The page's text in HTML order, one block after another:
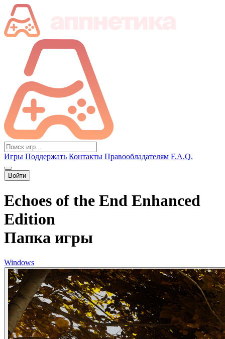
Игры Поддержать Контакты Правообладателям F.A.Q.
Войти
Echoes of the End Enhanced
Edition
Папка игры
Windows